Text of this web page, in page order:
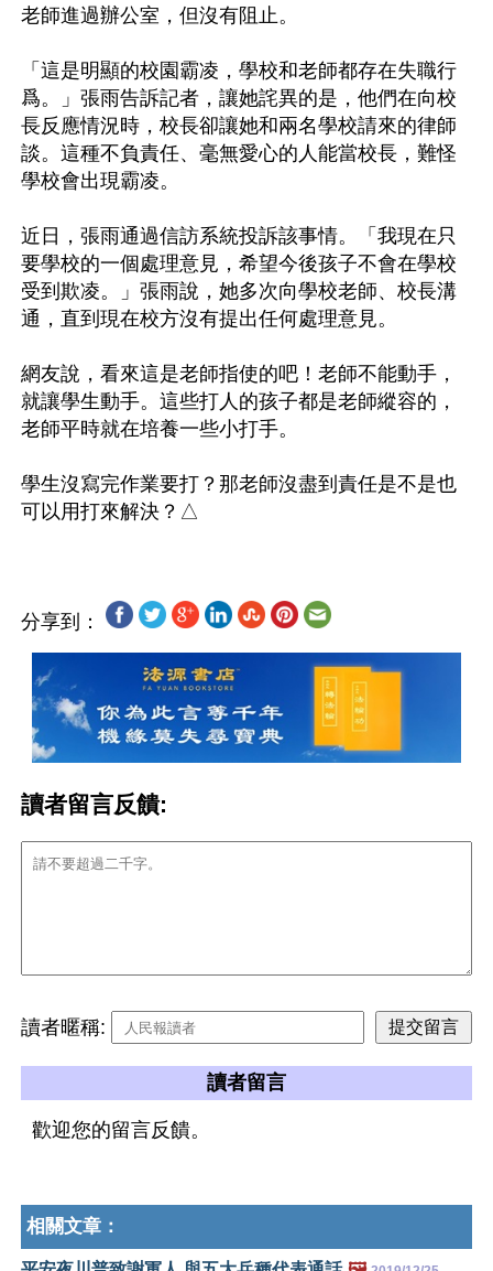
老師進過辦公室，但沒有阻止。
「這是明顯的校園霸凌，學校和老師都存在失職行
爲。」張雨告訴記者，讓她詫異的是，他們在向校
長反應情況時，校長卻讓她和兩名學校請來的律師
談。這種不負責任、毫無愛心的人能當校長，難怪
學校會出現霸凌。
近日，張雨通過信訪系統投訴該事情。「我現在只
要學校的一個處理意見，希望今後孩子不會在學校
受到欺凌。」張雨說，她多次向學校老師、校長溝
通，直到現在校方沒有提出任何處理意見。
網友說，看來這是老師指使的吧！老師不能動手，
就讓學生動手。這些打人的孩子都是老師縱容的，
老師平時就在培養一些小打手。
學生沒寫完作業要打？那老師沒盡到責任是不是也
分享到：
讀者留言反饋:
讀者暱稱:
讀者留言
歡迎您的留言反饋。
相關文章：